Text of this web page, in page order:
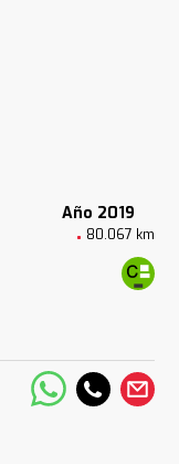
Año 2019
80.067 km